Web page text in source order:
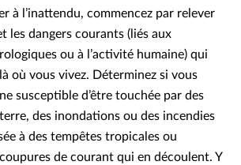
à l’inattendu, commencez par relever
les dangers courants (liés aux
ou à l’activité humaine) qui
où vous vivez. Déterminez si vous
susceptible d’être touchée par des
des inondations ou des incendies
à des tempêtes tropicales ou
de courant qui en découlent. Y